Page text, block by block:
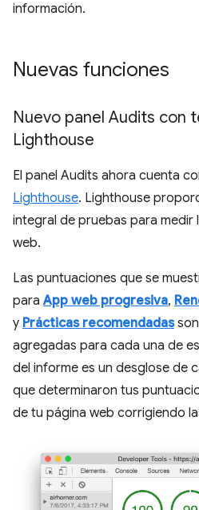
información.
Nuevas funciones
Nuevo panel Audits con
Lighthouse
El panel Audits ahora cuenta
Lighthouse. Lighthouse
integral de pruebas para medir
web.
Las puntuaciones que se
paraApp web progresiva,
y Prácticas recomendadas
agregadas para cada una de
del informe es un desglose de
que determinaron tus
de tu página web corrigiendo